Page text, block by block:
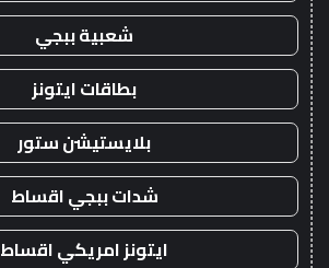
شعبية ببجي
بطاقات ايتونز
بلايستيشن ستور
شدات ببجي اقساط
ايتونز امريكي اقساط